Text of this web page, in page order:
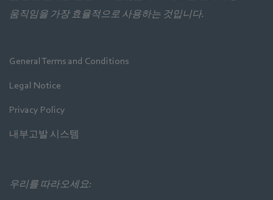
움직임을 가장 효율적으로 사용하는 것입니다.
General Terms and Conditions
Legal Notice
Privacy Policy
내부고발 시스템
우리를 따라오세요: